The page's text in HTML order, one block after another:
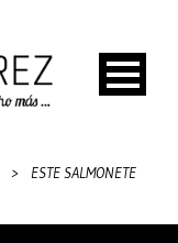
>
ESTE SALMONETE